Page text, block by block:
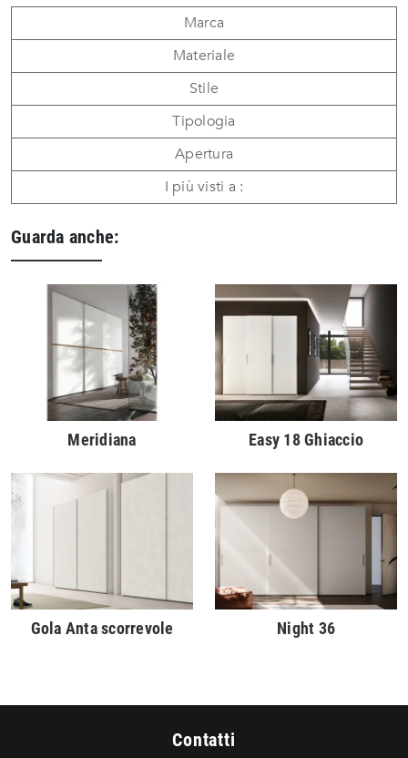
Marca
Materiale
Stile
Tipologia
Apertura
I più visti a :
Guarda anche:
Meridiana Easy 18 Ghiaccio
Gola Anta scorrevole Night 36
Contatti